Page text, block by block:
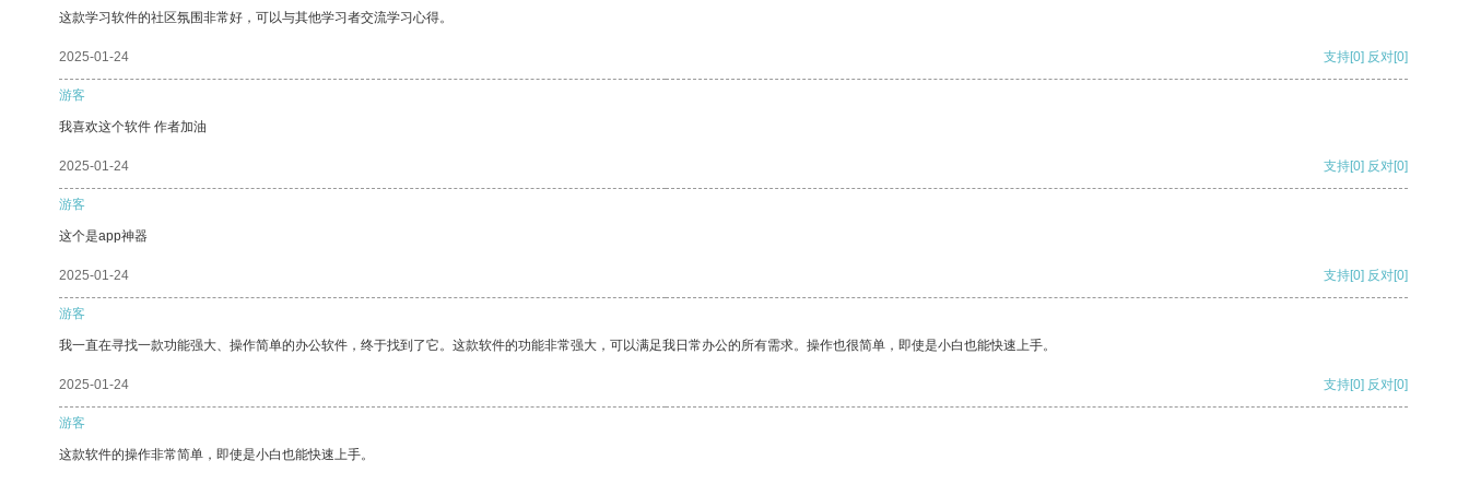
这款学习软件的社区氛围非常好，可以与其他学习者交流学习心得。
2025-01-24 支持[0] 反对[0]
游客
我喜欢这个软件 作者加油
2025-01-24 支持[0] 反对[0]
游客
这个是app神器
2025-01-24 支持[0] 反对[0]
游客
我一直在寻找一款功能强大、操作简单的办公软件，终于找到了它。这款软件的功能非常强大，可以满足我日常办公的所有需求。操作也很简单，即使是小白也能快速上手。
2025-01-24 支持[0] 反对[0]
游客
这款软件的操作非常简单，即使是小白也能快速上手。